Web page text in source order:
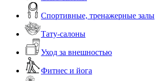
Спортивные, тренажерные залы
Тату-салоны
Уход за внешностью
Фитнес и йога